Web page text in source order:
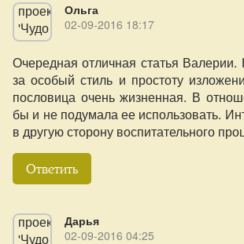
Ольга
02-09-2016 18:17
Очередная отличная статья Валерии.
за особый стиль и простоту
пословица очень жизненная. В
бы и не подумала ее использовать.
в другую сторону воспитательного
Ответить
Дарья
02-09-2016 04:25